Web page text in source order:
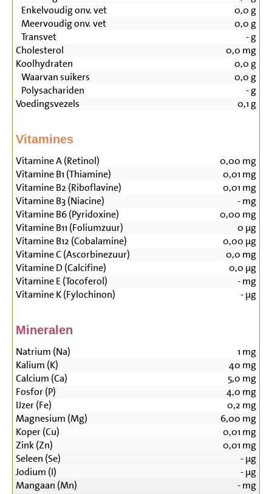
Enkelvoudig onv. vet
0,0 g
Meervoudig onv. vet
0,0 g
Transvet
-g
Cholesterol
0,0 mg
Koolhydraten
0,0 g
Waarvan suikers
0,0 g
Polysachariden
-g
Voedingsvezels
0,1 g
Vitamines
Vitamine A (Retinol) 0,00 mg
Vitamine B1 (Thiamine)
0,01 mg
Vitamine B2 (Riboflavine)
0,01 mg
Vitamine B3 (Niacine)
-mg
Vitamine B6 (Pyridoxine)
0,00 mg
Vitamine B11 (Foliumzuur)
0 µg
Vitamine B12 (Cobalamine)
0,00 µg
Vitamine C (Ascorbinezuur)
0,0 mg
Vitamine D (Calcifine)
0,0 µg
Vitamine E (Tocoferol)
-mg
Vitamine K (Fylochinon)
-µg
Mineralen
Natrium (Na) 1 mg
Kalium (K)
40 mg
Calcium (Ca)
5,0 mg
Fosfor (P)
4,0 mg
IJzer (Fe)
0,2 mg
Magnesium (Mg)
6,00 mg
Koper (Cu)
0,01 mg
Zink (Zn)
0,01 mg
Seleen (Se)
-µg
Jodium (I)
-µg
Mangaan (Mn)
-mg